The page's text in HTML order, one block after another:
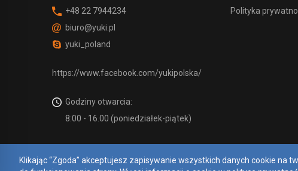
+48 22 7944234
biuro@yuki.pl
yuki_poland
https://www.facebook.com/yukipolska/
Godziny otwarcia:
8:00 - 16.00 (poniedziałek-piątek)
Polityka
Klikając “Zgoda” akceptujesz zapisywanie wszystkich danych cookie na